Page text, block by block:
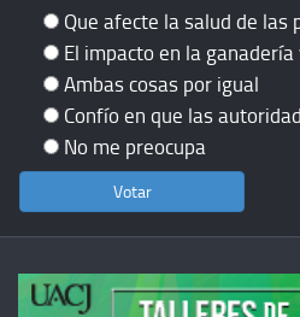
Que afecte la salud de las
El impacto en la
Ambas cosas por igual
Confío en que las
No me preocupa